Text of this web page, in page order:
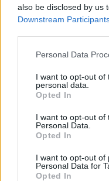
also be disclosed by us
Downstream
Personal Data
I want to opt-out of
personal data.
Opted In
I want to opt-out of
Personal Data.
Opted In
I want to opt-out of
Personal Data for
Opted In
Belgjikë proteston
Ramës: Të dorëhiqet, të
Shqipërinë larg
së vjetër